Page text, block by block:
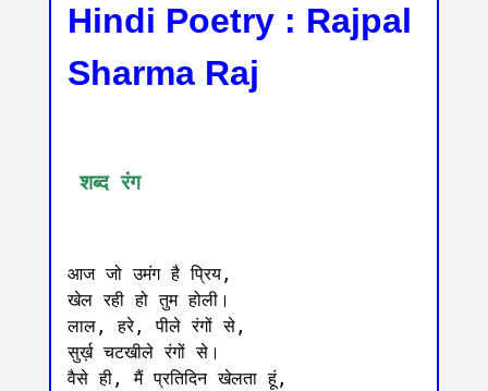
Hindi Poetry : Rajpal
Sharma Raj
शब्द रंग
आज जो उमंग है प्रिय,
खेल रही हो तुम होली।
लाल, हरे, पीले रंगों से,
सुर्ख़ चटखीले रंगों से।
वैसे ही, मैं प्रतिदिन खेलता हूं,